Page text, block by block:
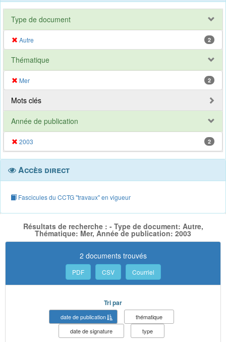
Type de document
Autre 2
Thématique
Mer 2
Mots clés
Année de publication
2003 2
Accès direct
Fascicules du CCTG "travaux" en vigueur
Résultats de recherche : - Type de document: Autre,
Thématique: Mer, Année de publication: 2003
2 documents trouvés
PDF CSV Courriel
Tri par
date de publication
thématique
date de signature
type